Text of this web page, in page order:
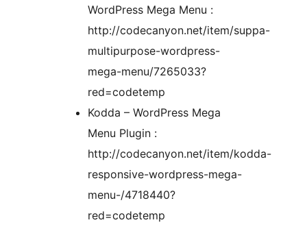
WordPress Mega Menu :
http://codecanyon.net/item/suppa-
multipurpose-wordpress-
mega-menu/7265033?
red=codetemp
Kodda – WordPress Mega
Menu Plugin :
http://codecanyon.net/item/kodda-
responsive-wordpress-mega-
menu-/4718440?
red=codetemp